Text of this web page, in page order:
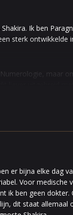
Ik ben
sterk ontwikkelde
maar
met de kaarten
met
te vinden op
Ik heb al vele
de juiste weg
er bijna elke dag
Voor medische
ik ben geen
dit staat allemaal